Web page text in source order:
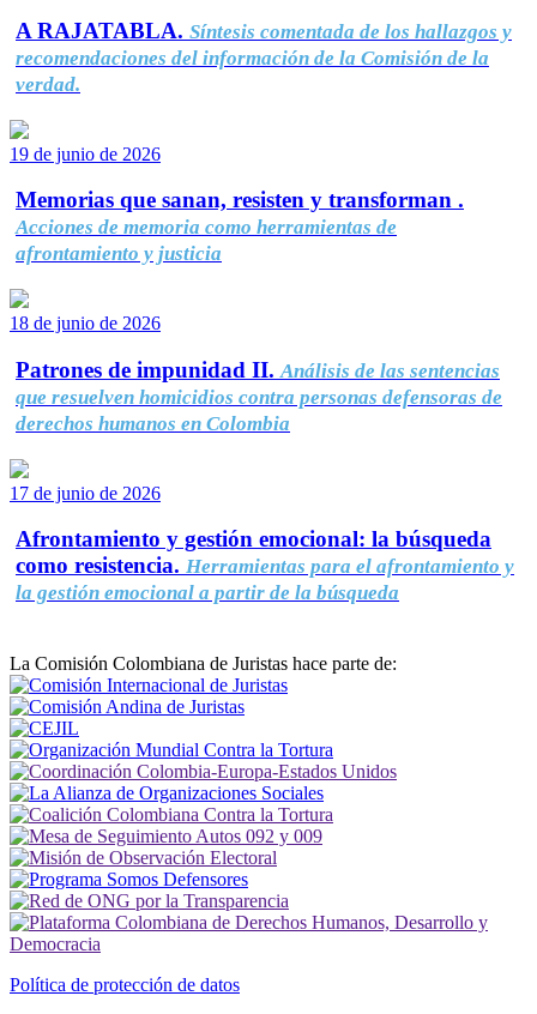
A RAJATABLA. Síntesis comentada de los hallazgos y
recomendaciones del información de la Comisión de la
verdad.
19 de junio de 2026
Memorias que sanan, resisten y transforman .
Acciones de memoria como herramientas de
afrontamiento y justicia
18 de junio de 2026
Patrones de impunidad II. Análisis de las sentencias
que resuelven homicidios contra personas defensoras de
derechos humanos en Colombia
17 de junio de 2026
Afrontamiento y gestión emocional: la búsqueda
como resistencia. Herramientas para el afrontamiento y
la gestión emocional a partir de la búsqueda
La Comisión Colombiana de Juristas hace parte de:
Política de protección de datos